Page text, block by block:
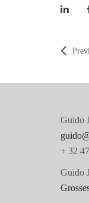
Guido
+ 32
Guido